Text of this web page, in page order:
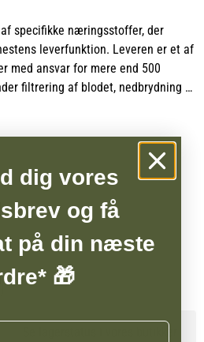
specifikke næringsstoffer, der
leverfunktion. Leveren er et af
med ansvar for mere end 500
filtrering af blodet, nedbrydning af
kroppens indre balance. Den har
fra marietidselfrø fremmer Nordic
mens bitterstoffer fra artiskok
af fedt i leveren.
stoffer hjælper til at
og styrke kroppens naturlige
dig vores
og få
på din næste
🎁